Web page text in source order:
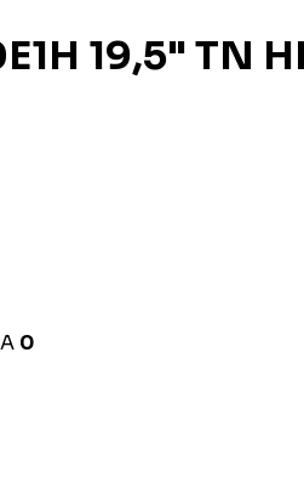
19,5" TN
0